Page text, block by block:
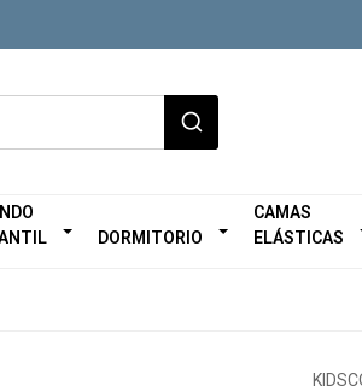
DORMITORIO
CAMAS
ELÁSTICAS